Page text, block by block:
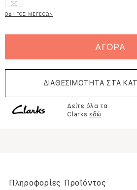
ΟΔΗΓΟΣ ΜΕΓΕΘΩΝ
ΑΓΟΡΑ
ΔΙΑΘΕΣΙΜΟΤΗΤΑ ΣΤΑ
Δείτε όλα τα
Clarks εδώ
Πληροφορίες Προϊόντος